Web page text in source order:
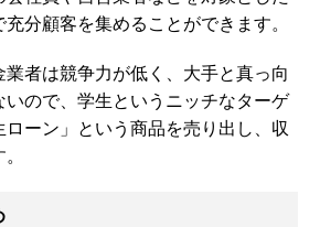
分顧客を集めることができます。
業者は競争力が低く、大手と真っ向
いので、学生というニッチなターゲ
ローン」という商品を売り出し、収